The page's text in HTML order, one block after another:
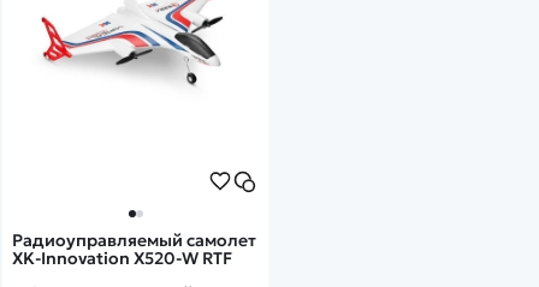
Радиоуправляемый самолет
XK-Innovation X520-W RTF